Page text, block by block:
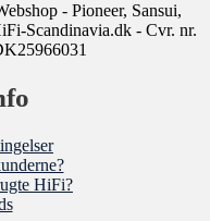
- Pioneer, Sansui,
Scandinavia.dk - Cvr. nr.
HiFi?